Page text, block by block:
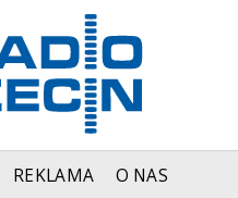
REKLAMA O NAS